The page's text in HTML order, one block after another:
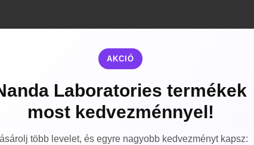
AKCIÓ
Laboratories termékek
most kedvezménnyel!
több levelet, és egyre nagyobb kedvezményt kapsz: